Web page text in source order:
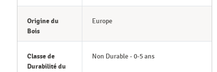
Origine du
Bois
Europe
Classe de
Durabilité du
Non Durable - 0-5 ans